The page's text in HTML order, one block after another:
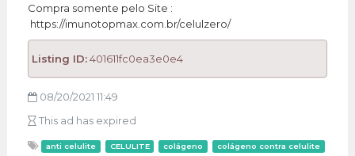
Compra somente pelo Site :
https://imunotopmax.com.br/celulzero/
Listing ID:401611fc0ea3e0e4
08/20/2021 11:49
This ad has expired
anti celulite CELULITE colágeno
colágeno contra celulite